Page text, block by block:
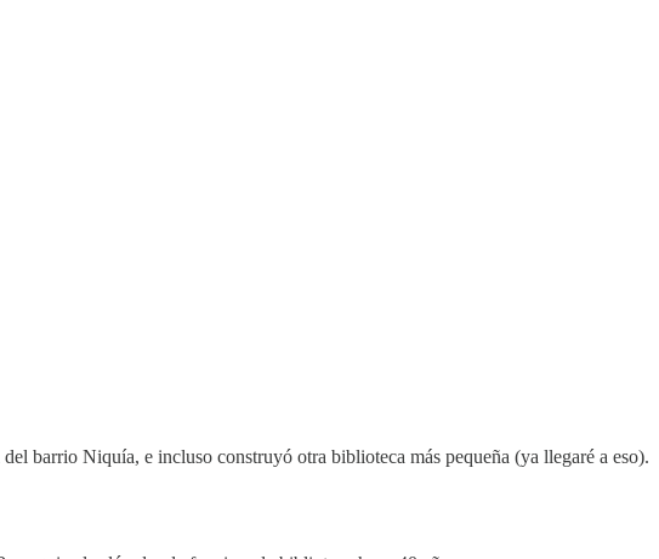
barrio Niquía, e incluso construyó otra biblioteca más pequeña (ya llegaré a eso).